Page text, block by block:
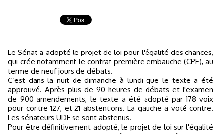
Le Sénat a adopté le projet de loi pour l'égalité des chances,
qui crée notamment le contrat première embauche (CPE), au
terme de neuf jours de débats.
C’est dans la nuit de dimanche à lundi que le texte a été
approuvé. Après plus de 90 heures de débats et l'examen
de 900 amendements, le texte a été adopté par 178 voix
pour contre 127, et 21 abstentions. La gauche a voté contre.
Les sénateurs UDF se sont abstenus.
Pour être définitivement adopté, le projet de loi sur l'égalité